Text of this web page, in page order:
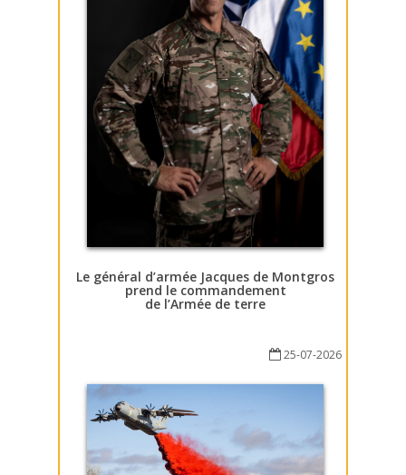
Le général d’armée Jacques de Montgros
prend le commandement
de l’Armée de terre
25-07-2026